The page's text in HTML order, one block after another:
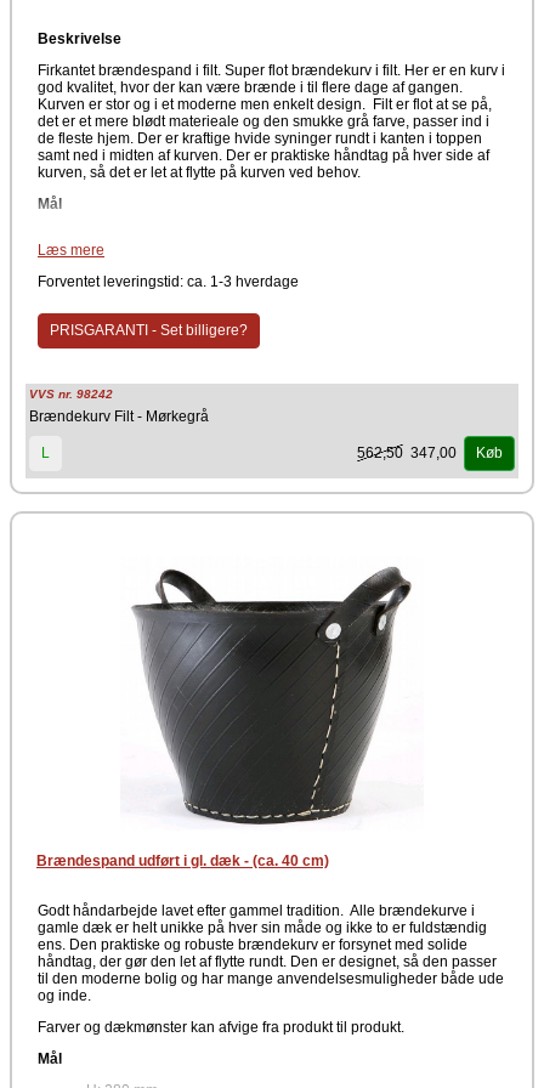
Beskrivelse
Firkantet brændespand i filt. Super flot brændekurv i filt. Her er en kurv i
god kvalitet, hvor der kan være brænde i til flere dage af gangen.
Kurven er stor og i et moderne men enkelt design. Filt er flot at se på,
det er et mere blødt materieale og den smukke grå farve, passer ind i
de fleste hjem. Der er kraftige hvide syninger rundt i kanten i toppen
samt ned i midten af kurven. Der er praktiske håndtag på hver side af
kurven, så det er let at flytte på kurven ved behov.
Mål
B: 435 mm
Grå
Firkantet med bløde hjørner og største diameter i toppen.
Læs mere
Forventet leveringstid: ca. 1-3 hverdage
PRISGARANTI - Set billigere?
VVS nr. 98242
Brændekurv Filt - Mørkegrå
L 562,50 347,00 Køb
Brændespand udført i gl. dæk - (ca. 40 cm)
Godt håndarbejde lavet efter gammel tradition. Alle brændekurve i
gamle dæk er helt unikke på hver sin måde og ikke to er fuldstændig
ens. Den praktiske og robuste brændekurv er forsynet med solide
håndtag, der gør den let af flytte rundt. Den er designet, så den passer
til den moderne bolig og har mange anvendelsesmuligheder både ude
og inde.
Farver og dækmønster kan afvige fra produkt til produkt.
Mål